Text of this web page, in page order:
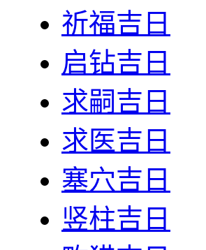
祈福吉日
启钻吉日
求嗣吉日
求医吉日
塞穴吉日
竖柱吉日